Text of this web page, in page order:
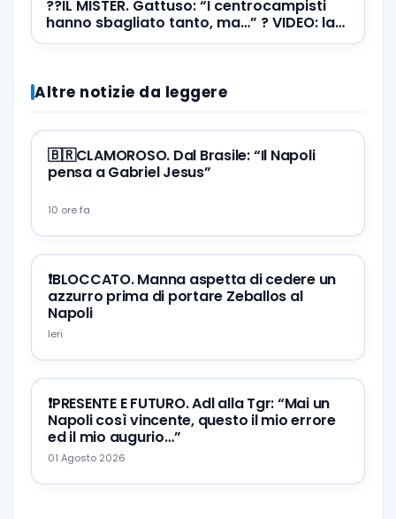
??IL MISTER. Gattuso: “I centrocampisti
hanno sbagliato tanto, ma…” ? VIDEO: la
conferenza stampa
Altre notizie da leggere
🇧🇷CLAMOROSO. Dal Brasile: “Il Napoli
pensa a Gabriel Jesus”
10 ore fa
❗️BLOCCATO. Manna aspetta di cedere un
azzurro prima di portare Zeballos al
Napoli
Ieri
❗️PRESENTE E FUTURO. Adl alla Tgr: “Mai un
Napoli così vincente, questo il mio errore
ed il mio augurio…”
01 Agosto 2026